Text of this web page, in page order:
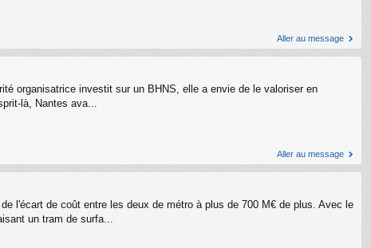
Aller au message
organisatrice investit sur un BHNS, elle a envie de le valoriser en
là, Nantes ava...
Aller au message
l'écart de coût entre les deux de métro à plus de 700 M€ de plus. Avec le
un tram de surfa...